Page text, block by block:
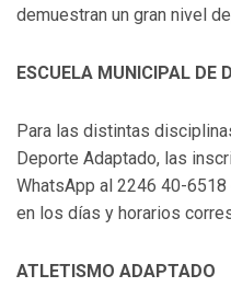
demuestran un gran nivel
ESCUELA MUNICIPAL DE
Para las distintas
Deporte Adaptado, las
WhatsApp al 2246 40-
en los días y horarios
ATLETISMO ADAPTADO